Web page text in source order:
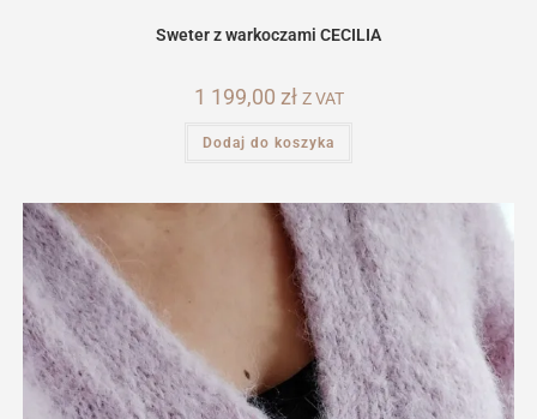
Sweter z warkoczami CECILIA
1 199,00 zł Z VAT
Dodaj do koszyka